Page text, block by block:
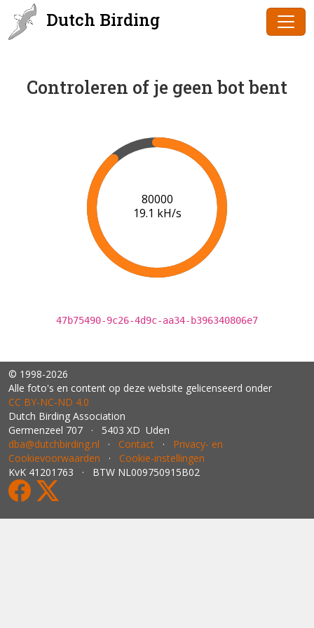
Dutch Birding
Controleren of je geen bot bent
82000
18.9 kH/s
47b75490-9c26-4d9c-aa34-b396340806e7
© 1998-2026
Alle foto's en content op deze website gelicenseerd onder
CC BY‑NC‑ND 4.0
Dutch Birding Association
Germenzeel 707 · 5403 XD Uden
dba@dutchbirding.nl · Contact · Privacy- en
Cookievoorwaarden · Cookie-instellingen
KvK 41201763 · BTW NL009750915B02